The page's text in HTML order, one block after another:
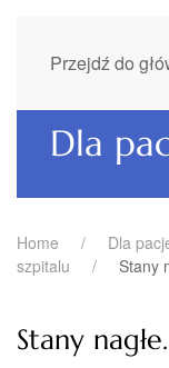
Przejdź do
Dla
Home Dla
szpitalu
Stany
Stany